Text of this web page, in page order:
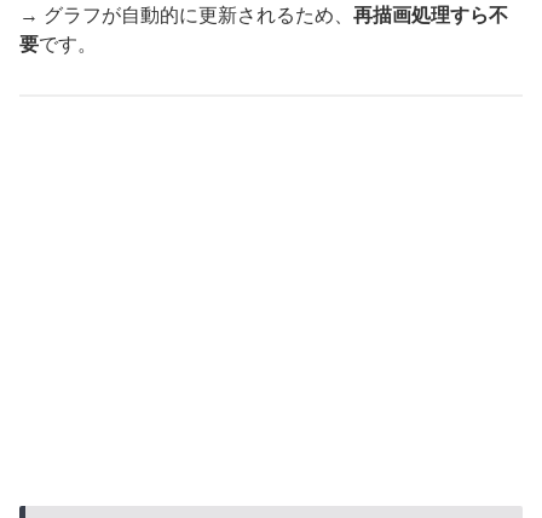
→ グラフが自動的に更新されるため、 再描画処理すら不
要です。